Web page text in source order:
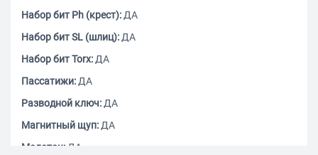
Набор бит Ph (крест):ДА
Набор бит SL (шлиц):ДА
Набор бит Torx:ДА
Пассатижи:ДА
Разводной ключ:ДА
Магнитный щуп:ДА
Молоток: ДА